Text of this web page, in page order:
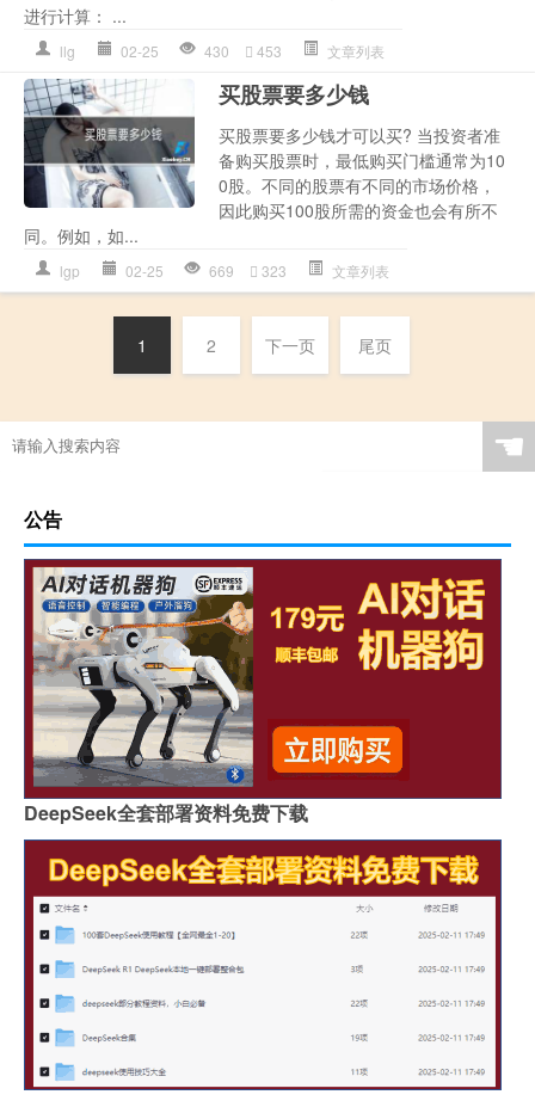
进行计算： ...
llg 02-25 430 453 文章列表
买股票要多少钱
买股票要多少钱才可以买? 当投资者准
备购买股票时，最低购买门槛通常为10
0股。不同的股票有不同的市场价格，
因此购买100股所需的资金也会有所不
同。例如，如...
lgp 02-25 669 323 文章列表
1 2 下一页 尾页
☚
公告
DeepSeek全套部署资料免费下载